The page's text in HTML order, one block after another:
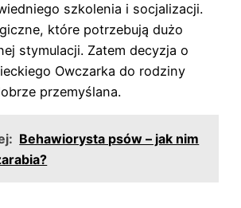
szkolenia i socjalizacji.
które potrzebują dużo
stymulacji. Zatem decyzja o
Owczarka do rodziny
przemyślana.
Behawiorysta psów – jak nim